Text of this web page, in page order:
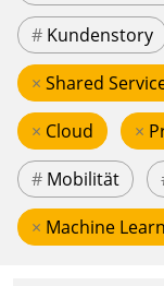
# Kundenstory
× Shared
× Cloud ×
# Mobilität
× Machine